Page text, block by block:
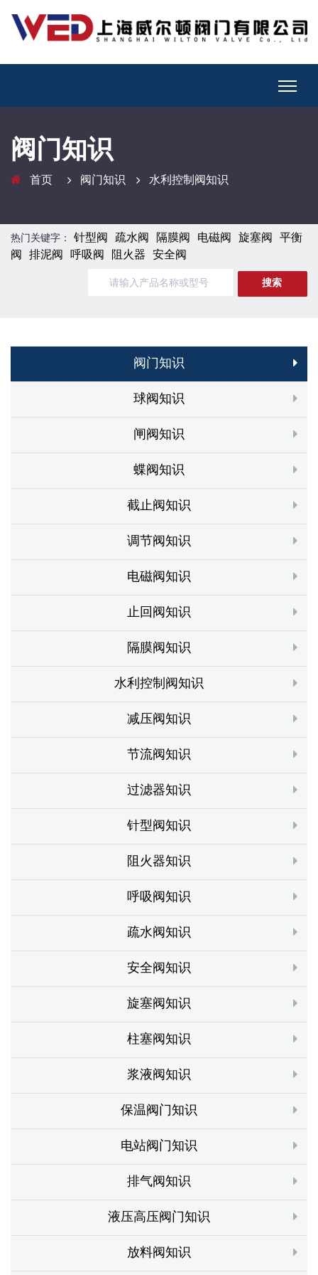
阀门知识
首页 阀门知识 水利控制阀知识
热门关键字： 针型阀 疏水阀 隔膜阀 电磁阀 旋塞阀
平衡
阀
排泥阀 呼吸阀 阻火器 安全阀
搜索
阀门知识
球阀知识
闸阀知识
蝶阀知识
截止阀知识
调节阀知识
电磁阀知识
止回阀知识
隔膜阀知识
水利控制阀知识
减压阀知识
节流阀知识
过滤器知识
针型阀知识
阻火器知识
呼吸阀知识
疏水阀知识
安全阀知识
旋塞阀知识
柱塞阀知识
浆液阀知识
保温阀门知识
电站阀门知识
排气阀知识
液压高压阀门知识
放料阀知识